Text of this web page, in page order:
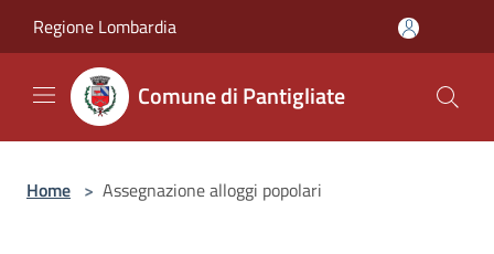
Regione Lombardia
Comune di Pantigliate
Home > Assegnazione alloggi popolari